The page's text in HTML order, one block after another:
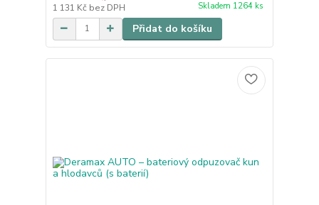
1 131 Kč bez DPH Skladem 1264 ks
Přidat do košíku